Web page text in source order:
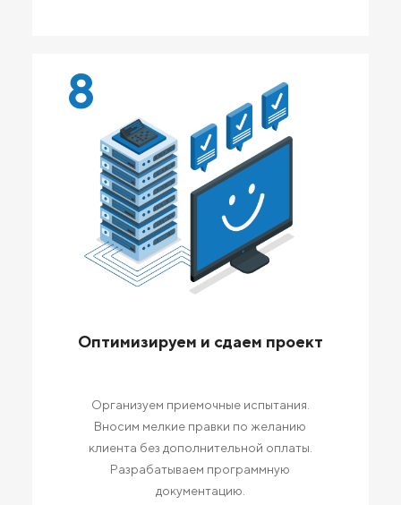
8
Оптимизируем и сдаем проект
Организуем приемочные испытания.
Вносим мелкие правки по желанию
клиента без дополнительной оплаты.
Разрабатываем программную
документацию.